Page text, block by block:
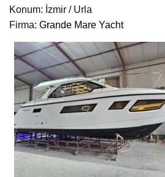
Konum: İzmir / Urla
Firma: Grande Mare Yacht